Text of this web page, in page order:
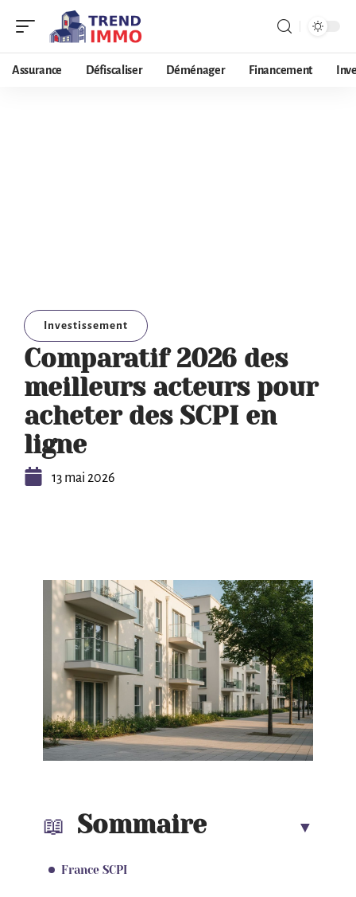
Assurance Défiscaliser Déménager Financement
Investissement
Comparatif 2026 des
meilleurs acteurs pour
acheter des SCPI en
ligne
13 mai 2026
Sommaire
France SCPI